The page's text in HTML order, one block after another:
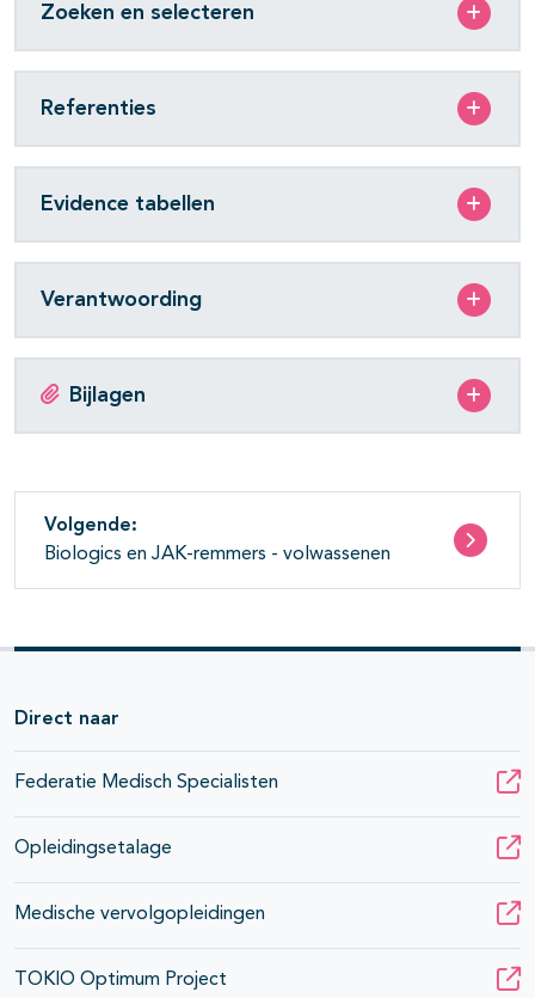
Zoeken en selecteren
Referenties
Evidence tabellen
Verantwoording
Bijlagen
Volgende:
Biologics en JAK-remmers - volwassenen
Direct naar
Federatie Medisch Specialisten
Opleidingsetalage
Medische vervolgopleidingen
TOKIO Optimum Project